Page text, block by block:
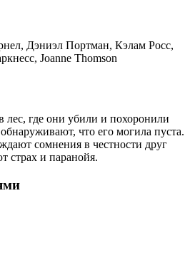
Дэниэл Портман, Кэлам Росс,
Joanne Thomson
лес, где они убили и похоронили
что его могила пуста.
сомнения в честности друг
страх и паранойя.